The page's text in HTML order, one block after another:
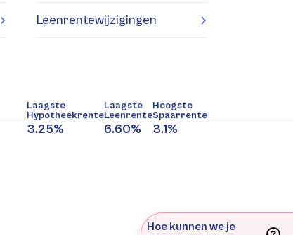
Leenrentewijzigingen
Laagste
Hypotheekrente
3.25%
Laagste
Leenrente
6.60%
Hoogste
Spaarrente
3.1%
Hoe kunnen we je